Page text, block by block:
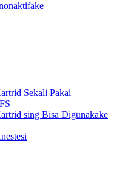
Sekali Pakai
sing Bisa Digunakake